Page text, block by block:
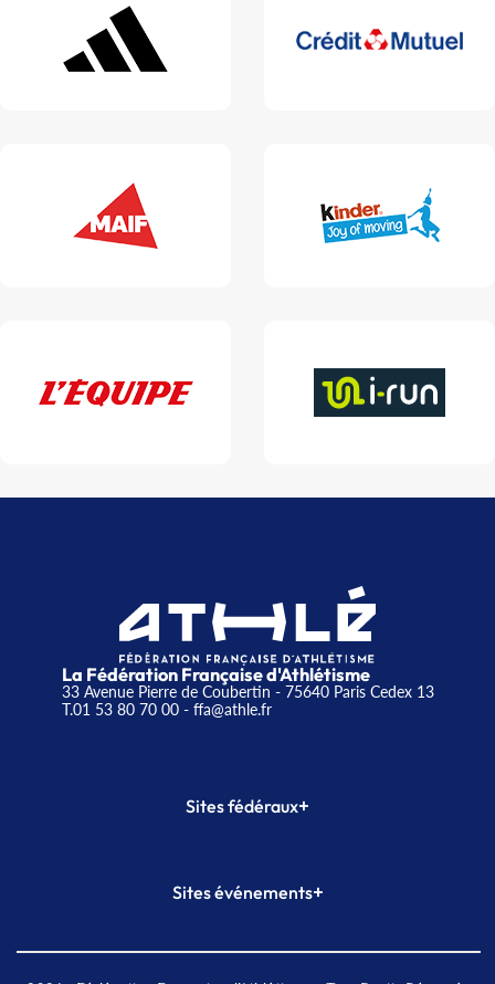
La Fédération Française d'Athlétisme
33 Avenue Pierre de Coubertin - 75640 Paris Cedex 13
T.01 53 80 70 00- ffa@athle.fr
Sites fédéraux+
Plateforme Formation
Sites événements+
Meeting de Paris indoor